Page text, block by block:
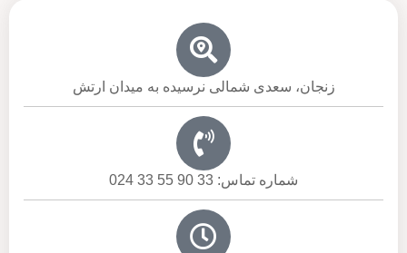
زنجان، سعدی شمالی نرسیده به میدان ارتش
شماره تماس: 33 90 55 33 024